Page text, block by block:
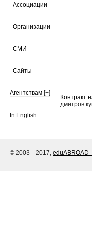
Ассоциации
Организации
СМИ
Сайты
Агентствам [+]
In English
Контракт
дмитров
© 2003—2017, eduABROAD